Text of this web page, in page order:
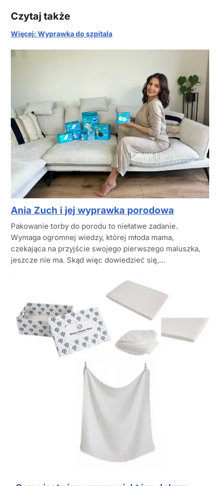
Czytaj także
Więcej: Wyprawka do szpitala
Ania Zuch i jej wyprawka porodowa
Pakowanie torby do porodu to niełatwe zadanie.
Wymaga ogromnej wiedzy, której młoda mama,
czekająca na przyjście swojego pierwszego maluszka,
jeszcze nie ma. Skąd więc dowiedzieć się,…